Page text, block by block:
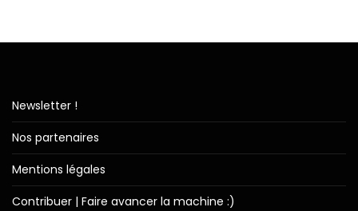
Newsletter !
Nos partenaires
Mentions légales
Contribuer | Faire avancer la machine :)